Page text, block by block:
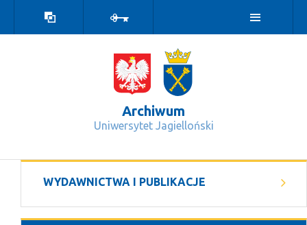
kontrastowa
Archiwum
Uniwersytet Jagielloński
Relacje pracowników Uniwersytetu
WYDAWNICTWA I PUBLIKACJE